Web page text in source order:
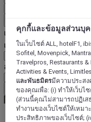
เลือกสกุลเงินด้านล่าง
เขตภูมิศาสตร์
สกุลเงิน
ยืนยันสกุลเงิน
คุกกี้และข้อมูลส่วนบุ
ในเว็บไซต์ ALL, hotelF1,
Sofitel, Movenpick,
Travelpros, Restaurants &
Activities & Events,
และพันธมิตรมีความประส
ของคุณเพื่อ: (i) ทำให้เว็บไ
(ส่วนนี้คุณไม่สามารถปฏิเส
ทำงานของเว็บไซต์ให้เหม
ประสิทธิภาพของเว็บไซต์;